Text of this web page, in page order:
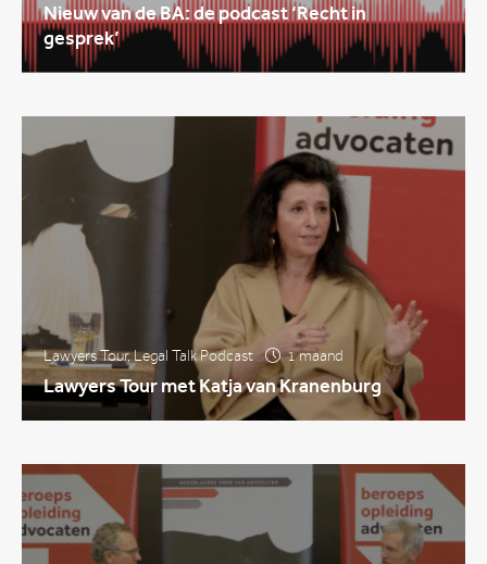
Nieuw van de BA: de podcast ‘Recht in
gesprek’
Lawyers Tour,Legal Talk Podcast 1 maand
Lawyers Tour met Katja van Kranenburg